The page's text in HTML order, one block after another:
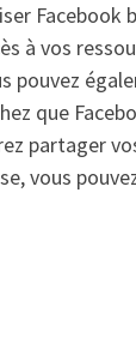
Facebook
à vos
pouvez
que
partager
vous